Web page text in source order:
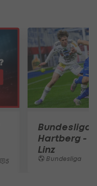
5
Bundesliga
Hartberg -
Linz
Bundesliga